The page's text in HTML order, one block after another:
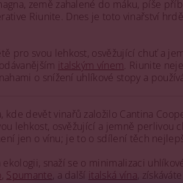
země zahalené do máku, píše
Riunite. Dnes je toto vinařství
pro svou lehkost, osvěžující chuť a
italským vínem . Riunite
o snížení uhlíkové stopy a
kde devět vinařů založilo Cantina
lehkost, osvěžující a jemně perlivou
jen o vínu; je to o sdílení těch
snaží se o minimalizaci
, Spumante, a další italská vína,